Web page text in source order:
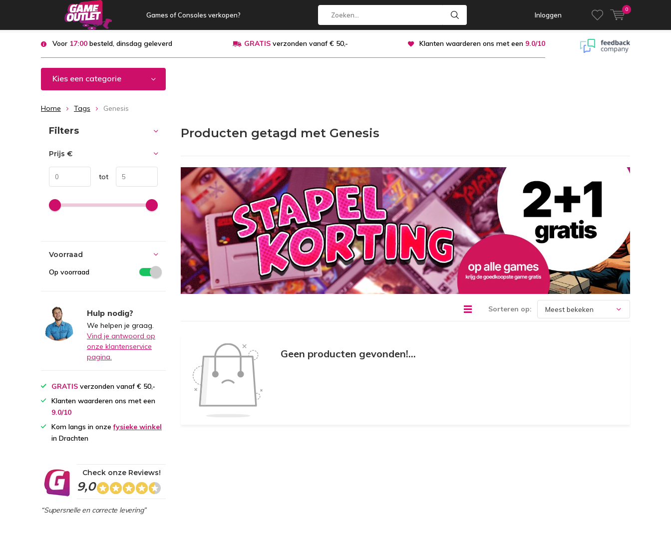
Games of Consoles verkopen? Inloggen
0
Voor 17:00 besteld, dinsdag geleverd GRATISverzonden vanaf € 50,- Klanten waarderen ons met een 9.0/10
Kies een categorie
Home Tags Genesis
Producten getagd met Genesis
Sorteren op:
Geen producten gevonden!...
Sorteren op:
Filters
Prijs €
tot
Voorraad
Op voorraad
Hulp nodig?
We helpen je graag.
Vind je antwoord op
onze klantenservice
pagina.
GRATIS verzonden vanaf € 50,-
Klanten waarderen ons met een
9.0/10
Kom langs in onzefysieke winkel
in Drachten
9,0
Check onze Reviews!
“Supersnelle en correcte levering”